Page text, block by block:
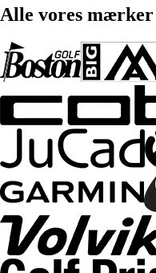
Alle vores mærker